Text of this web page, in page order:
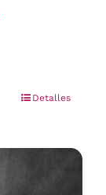
Detalles